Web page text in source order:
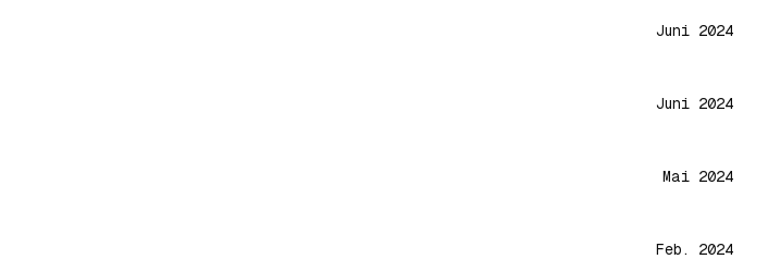
Juni 2024
Juni 2024
Mai 2024
Feb. 2024